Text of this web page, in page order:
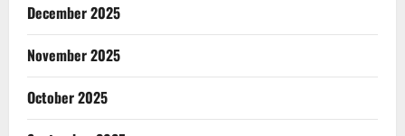
December 2025
November 2025
October 2025